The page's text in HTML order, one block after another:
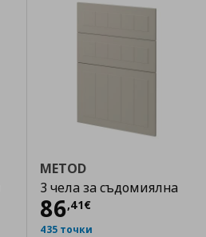
METOD
3 чела за съдомиялна
86,41€
Цена
435 точки